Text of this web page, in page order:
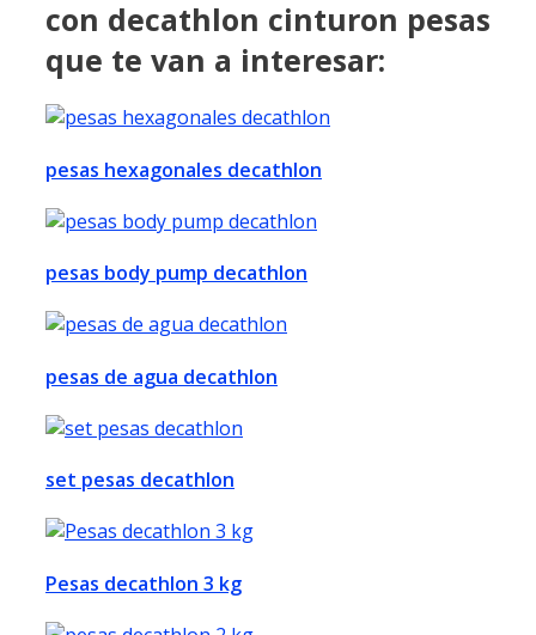
con decathlon cinturon pesas
que te van a interesar:
pesas hexagonales decathlon
pesas body pump decathlon
pesas de agua decathlon
set pesas decathlon
Pesas decathlon 3 kg